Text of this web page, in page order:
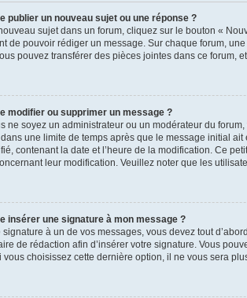
publier un nouveau sujet ou une réponse ?
sujet dans un forum, cliquez sur le bouton «
de pouvoir rédiger un message. Sur chaque forum,
pouvez transférer des pièces jointes dans ce forum,
modifier ou supprimer un message ?
ne soyez un administrateur ou un modérateur du
une limite de temps après que le message initial
contenant la date et l’heure de la modification. Ce
leur modification. Veuillez noter que les
insérer une signature à mon message ?
à un de vos messages, vous devez tout
de rédaction afin d’insérer votre signature. Vous
vous choisissez cette dernière option, il ne vous sera